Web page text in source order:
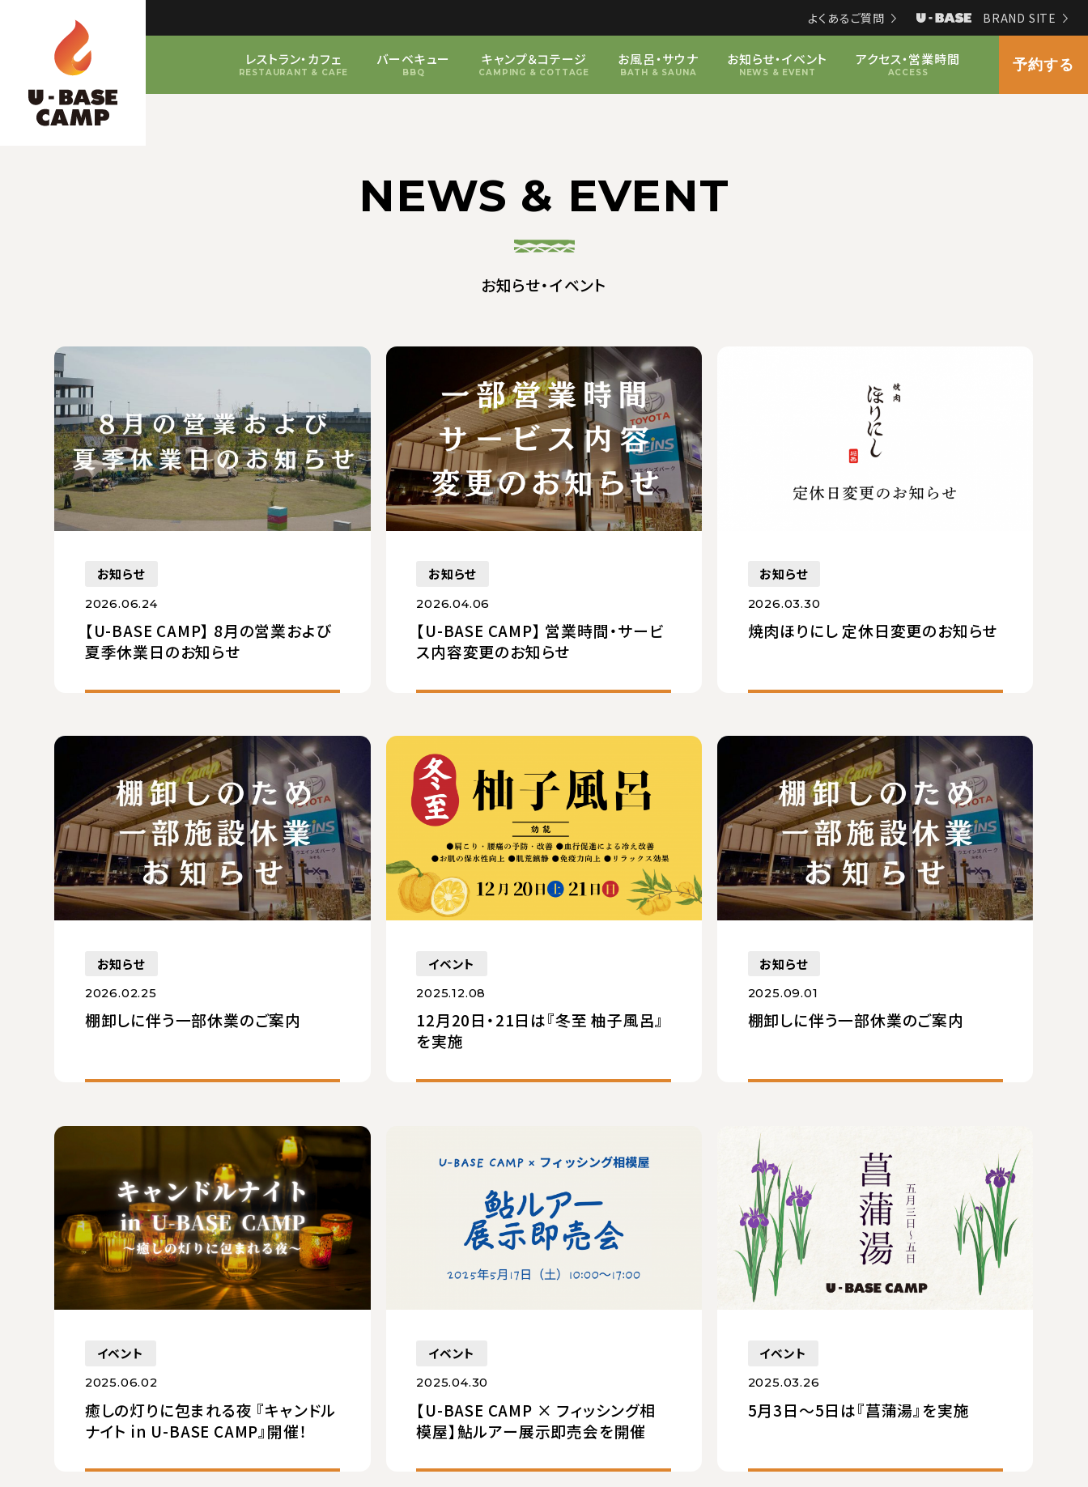
よくあるご質問 BRAND SITE
レストラン・カフェ
RESTAURANT & CAFE
バーベキュー
BBQ
キャンプ＆コテージ
CAMPING & COTTAGE
お風呂・サウナ
BATH & SAUNA
お知らせ・イベント
NEWS & EVENT
アクセス・営業時間
ACCESS 予約する
NEWS & EVENT
お知らせ・イベント
お知らせ
2026.06.24
【U-BASE CAMP】 8月の営業および
夏季休業日のお知らせ
お知らせ
2026.04.06
【U-BASE CAMP】 営業時間・サービ
ス内容変更のお知らせ
お知らせ
2026.03.30
焼肉ほりにし 定休日変更のお知らせ
お知らせ
2026.02.25
棚卸しに伴う一部休業のご案内
イベント
2025.12.08
12月20日・21日は『冬至 柚子風呂』
を実施
お知らせ
2025.09.01
棚卸しに伴う一部休業のご案内
イベント
2025.06.02
癒しの灯りに包まれる夜 『キャンドル
ナイト in U-BASE CAMP』開催！
イベント
2025.04.30
【U-BASE CAMP × フィッシング相
模屋】鮎ルアー展示即売会を開催
イベント
2025.03.26
5月3日〜5日は『菖蒲湯』を実施